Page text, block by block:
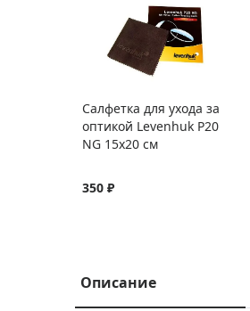
Салфетка для ухода за
оптикой Levenhuk P20
NG 15x20 см
350 ₽
Описание